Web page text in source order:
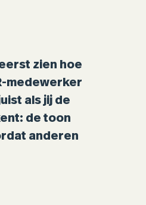
zien hoe
medewerker
als jij de
de toon
anderen